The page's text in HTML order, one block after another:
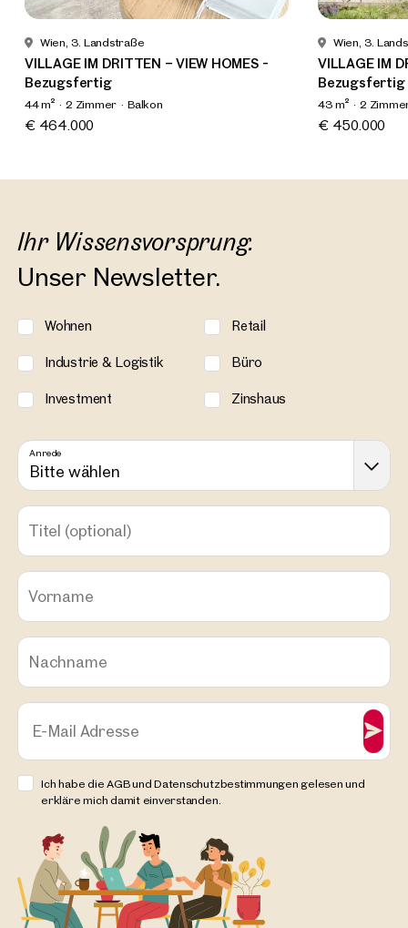
Wien, 3. Landstraße
VILLAGE IM DRITTEN – VIEW HOMES -
Bezugsfertig
44 m² 2 Zimmer
Balkon
Verfügbar Frühling 2026
€ 464.000
Wien, 3.
VILLAGE IM
Bezugsfertig
43 m²
2
Verfügbar
€ 450.000
Ihr Wissensvorsprung.
Unser Newsletter.
Wohnen Retail
Industrie & Logistik Büro
Investment Zinshaus
Anrede
Bitte wählen
Titel (optional)
Vorname
Nachname
E-Mail Adresse
Ich habe die AGB und Datenschutzbestimmungen gelesen und
erkläre mich damit einverstanden.